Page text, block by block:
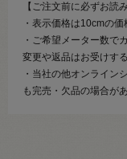
【ご注文前に必ずお読
・表示価格は10cmの価
・ご希望メーター数で
変更や返品はお受けす
・当社の他オンライン
も完売・欠品の場合が